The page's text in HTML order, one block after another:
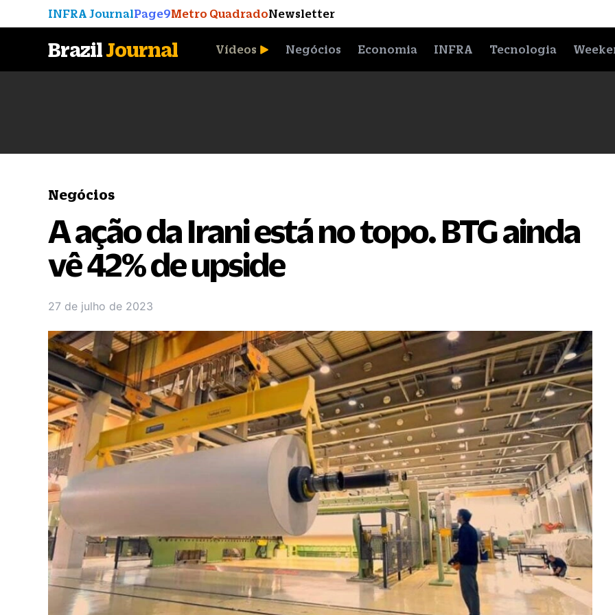
INFRA JournalPage9Metro QuadradoNewsletter
BrazilJournal Vídeos Negócios Economia INFRA Tecnologia
Negócios
A ação da Irani está no topo. BTG ainda
vê 42% de upside
27 de julho de 2023